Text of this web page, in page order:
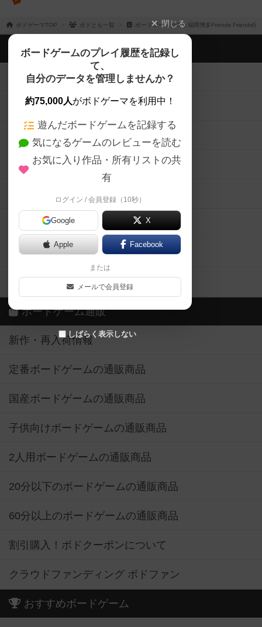
ボドゲーマTOP ボドとも一覧 ボードゲームカフェ福岡博多Friends
閉じる
ボードゲームのプレイ履歴を記録し
て、
自分のデータを管理しませんか？
約75,000人がボドゲーマを利用中！
遊んだボードゲームを記録する
気になるゲームのレビューを読む
お気に入り作品・所有リストの共
有
ログイン / 会員登録（10秒）
Google X
Apple Facebook
または
メールで会員登録
しばらく表示しない
ボドゲーマTOP
ボードゲームを検索する
ボードゲームの新着レビュー
ボードゲーム会情報
メカニクス特集
掲示板・トピックス
ボドとも・会員一覧
ボードゲーム業界コラム
ボドゲーマご利用案内
ボードゲーム通販
新作・再入荷情報
定番ボードゲームの通販商品
国産ボードゲームの通販商品
子供向けボードゲームの通販商品
2人用ボードゲームの通販商品
20分以下のボードゲームの通販商品
60分以上のボードゲームの通販商品
割引購入！ボドクーポンについて
クラウドファンディング ボドファン
おすすめボードゲーム